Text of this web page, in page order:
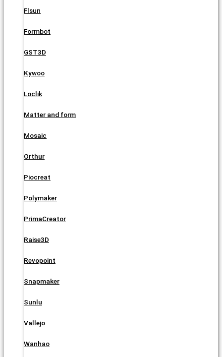
Flsun
Formbot
GST3D
Kywoo
Loclik
Matter and form
Mosaic
Orthur
Piocreat
Polymaker
PrimaCreator
Raise3D
Revopoint
Snapmaker
Sunlu
Vallejo
Wanhao